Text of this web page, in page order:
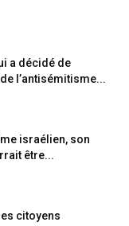
a décidé de
l’antisémitisme...
israélien, son
être...
citoyens